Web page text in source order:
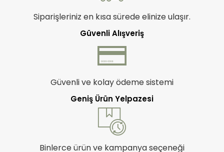
Siparişleriniz en kısa sürede elinize ulaşır.
Güvenli Alışveriş
Güvenli ve kolay ödeme sistemi
Geniş Ürün Yelpazesi
Binlerce ürün ve kampanya seçeneği